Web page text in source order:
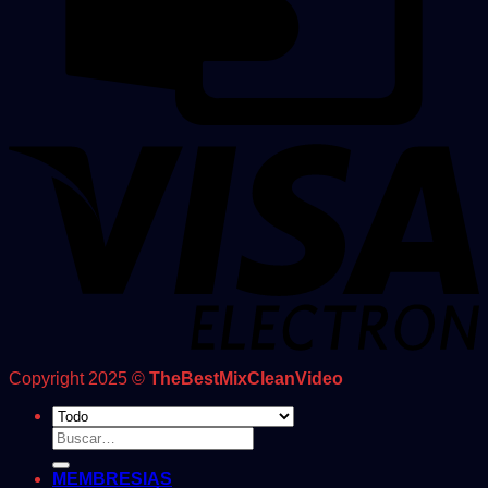
Copyright 2025 © TheBestMixCleanVideo
Buscar
por:
MEMBRESIAS